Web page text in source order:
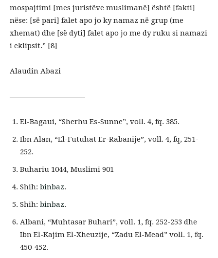
mospajtimi [mes juristëve muslimanë] është [fakti]
nëse: [së pari] falet apo jo ky namaz në grup (me
xhemat) dhe [së dyti] falet apo jo me dy ruku si namazi
i eklipsit.” [8]
Alaudin Abazi
——————————-
El-Bagaui, “Sherhu Es-Sunne”, voll. 4, fq. 385.
Ibn Alan, “El-Futuhat Er-Rabanije”, voll. 4, fq, 251-
252.
Buhariu 1044, Muslimi 901
Shih: binbaz.
Shih: binbaz.
Albani, “Muhtasar Buhari”, voll. 1, fq. 252-253 dhe
Ibn El-Kajim El-Xheuzije, “Zadu El-Mead” voll. 1, fq.
450-452.